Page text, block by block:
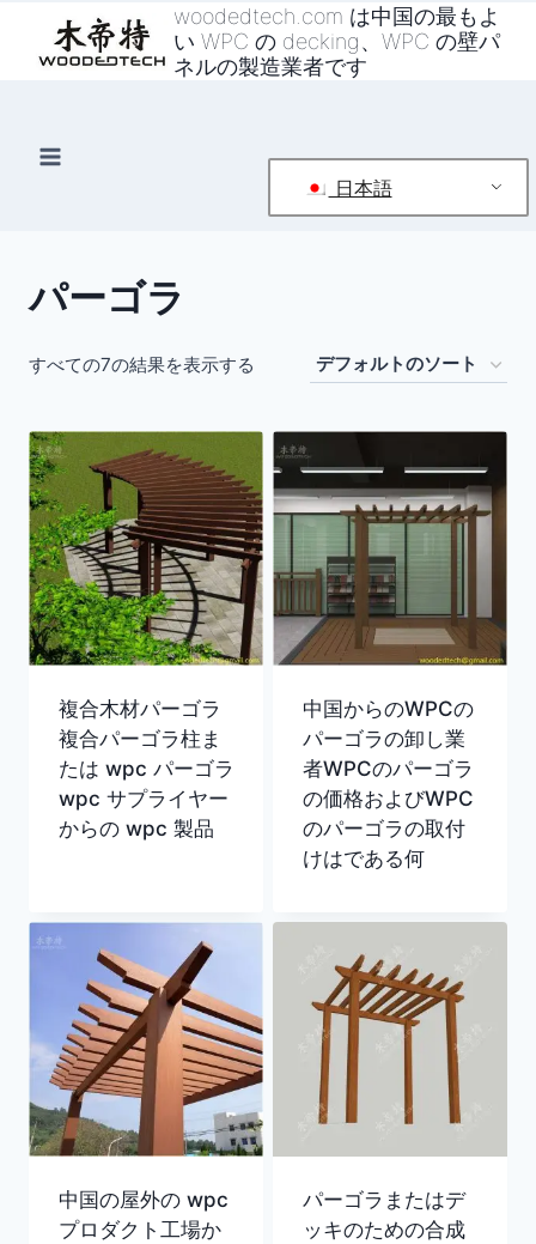
woodedtech.com は中国の最もよ
い WPC の decking、WPC の壁パ
ネルの製造業者です
日本語
パーゴラ
すべての7の結果を表示する
複合木材パーゴラ
複合パーゴラ柱ま
たは wpc パーゴラ
wpc サプライヤー
からの wpc 製品
中国からのWPCの
パーゴラの卸し業
者WPCのパーゴラ
の価格およびWPC
のパーゴラの取付
けはである何
中国の屋外の wpc
プロダクト工場か
パーゴラまたはデ
ッキのための合成